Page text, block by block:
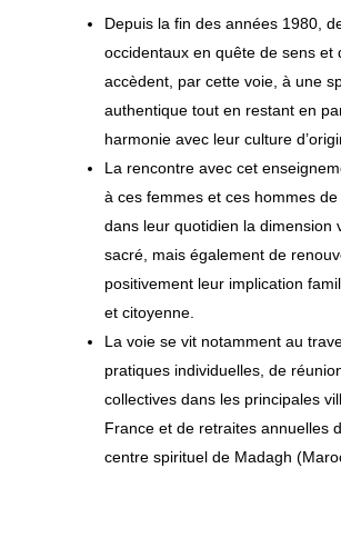
Depuis la fin des années 1980,
occidentaux en quête de sens et
accèdent, par cette voie, à une
authentique tout en restant en
harmonie avec leur culture
La rencontre avec cet
à ces femmes et ces hommes
dans leur quotidien la dimension
sacré, mais également de
positivement leur implication
et citoyenne.
La voie se vit notamment au
pratiques individuelles, de
collectives dans les principales
France et de retraites annuelles
centre spirituel de Madagh